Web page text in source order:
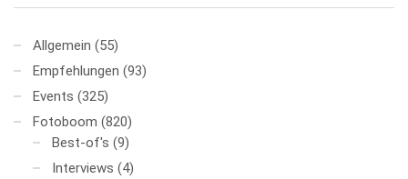
Allgemein (55)
Empfehlungen (93)
Events (325)
Fotoboom (820)
Best-of's (9)
Interviews (4)